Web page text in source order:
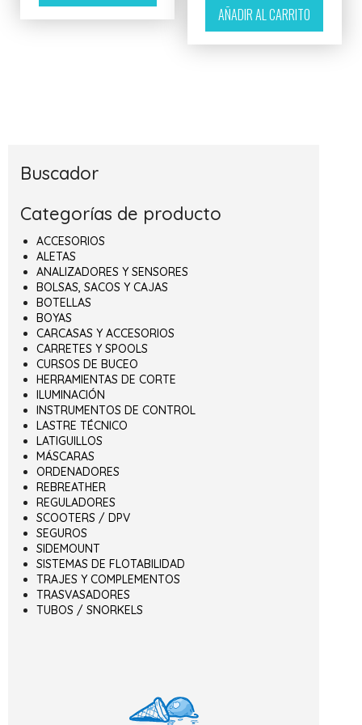
AÑADIR AL CARRITO
Buscador
Categorías de producto
ACCESORIOS
ALETAS
ANALIZADORES Y SENSORES
BOLSAS, SACOS Y CAJAS
BOTELLAS
BOYAS
CARCASAS Y ACCESORIOS
CARRETES Y SPOOLS
CURSOS DE BUCEO
HERRAMIENTAS DE CORTE
ILUMINACIÓN
INSTRUMENTOS DE CONTROL
LASTRE TÉCNICO
LATIGUILLOS
MÁSCARAS
ORDENADORES
REBREATHER
REGULADORES
SCOOTERS / DPV
SEGUROS
SIDEMOUNT
SISTEMAS DE FLOTABILIDAD
TRAJES Y COMPLEMENTOS
TRASVASADORES
TUBOS / SNORKELS